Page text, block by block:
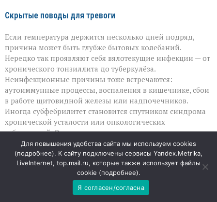
Скрытые поводы для тревоги
Если температура держится несколько дней подряд,
причина может быть глубже бытовых колебаний.
Нередко так проявляют себя вялотекущие инфекции — от
хронического тонзиллита до туберкулёза.
Неинфекционные причины тоже встречаются:
аутоиммунные процессы, воспаления в кишечнике, сбои
в работе щитовидной железы или надпочечников.
Иногда субфебрилитет становится спутником синдрома
хронической усталости или онкологических
заболеваний. Отдельно стоит помнить о лекарствах:
некоторые препараты, включая антибиотики и
гормональные средства, могут влиять на
терморегуляцию.
На какие сигналы стоит обратить внимание
Для повышения удобства сайта мы используем cookies
(подробнее). К сайту подключены сервисы Yandex.Metrika,
LiveInternet, top.mail.ru, которые также использует файлы
cookie (подробнее).
Я согласен/согласна